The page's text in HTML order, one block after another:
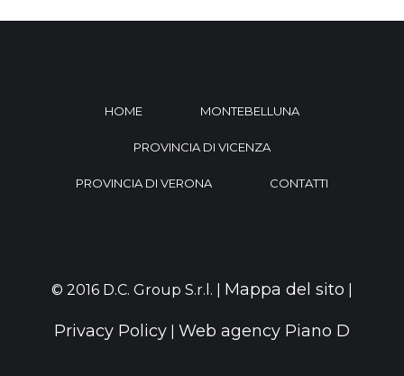
HOME MONTEBELLUNA
PROVINCIA DI VICENZA
PROVINCIA DI VERONA CONTATTI
© 2016 D.C. Group S.r.l. | Mappa del sito
Privacy Policy Web agency Piano D